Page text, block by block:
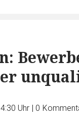
Uhr | 0